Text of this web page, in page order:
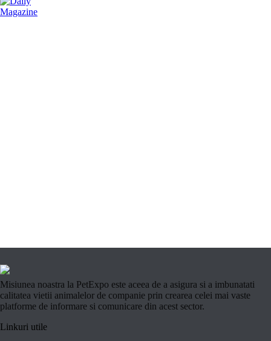
Misiunea noastra la PetExpo este aceea de a asigura si a imbunatati
calitatea vietii animalelor de companie prin crearea celei mai vaste
platforme de informare si comunicare din acest sector.
Linkuri utile